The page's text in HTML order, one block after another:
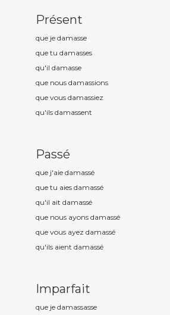
Présent
que je damasse
que tu damasses
qu'il damasse
que nous damassions
que vous damassiez
qu'ils damassent
Passé
que j'aie damassé
que tu aies damassé
qu'il ait damassé
que nous ayons damassé
que vous ayez damassé
qu'ils aient damassé
Imparfait
que je damassasse